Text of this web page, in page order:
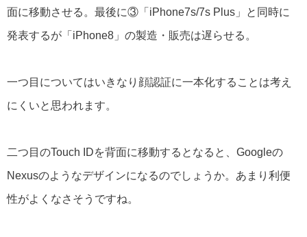
面に移動させる。最後に③「iPhone7s/7s Plus」と同時に
発表するが「iPhone8」の製造・販売は遅らせる。
一つ目についてはいきなり顔認証に一本化することは考え
にくいと思われます。
二つ目のTouch IDを背面に移動するとなると、Googleの
Nexusのようなデザインになるのでしょうか。あまり利便
性がよくなさそうですね。